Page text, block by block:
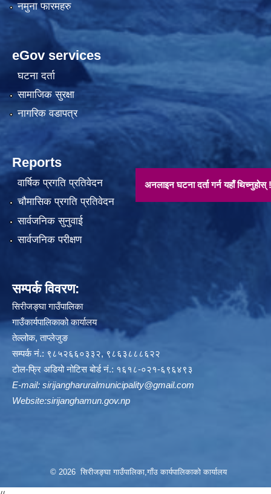
अनलाइन घटना दर्ता गर्न यहाँ थिच्नुहोस् !!
नमुना फारमहरु
eGov services
घटना दर्ता
सामाजिक सुरक्षा
नागरिक वडापत्र
Reports
वार्षिक प्रगति प्रतिवेदन
चौमासिक प्रगति प्रतिवेदन
सार्वजनिक सुनुवाई
सार्वजनिक परीक्षण
सम्पर्क विवरण:
सिरीजङ्घा गाउँपालिका
गाउँकार्यपालिकाको कार्यालय
तेल्लोक, ताप्लेजुङ
सम्पर्क नं.: ९८५२६६०३३२, ९८६३८८८६२२
टोल-फ्रि अडियो नोटिस बोर्ड नं.: १६१८-०२१-६९६४९३
E-mail: sirijangharuralmunicipality@gmail.com
Website:sirijanghamun.gov.np
© 2026 सिरीजङ्घा गाउँपालिका,गाँउ कार्यपालिकाको कार्यालय